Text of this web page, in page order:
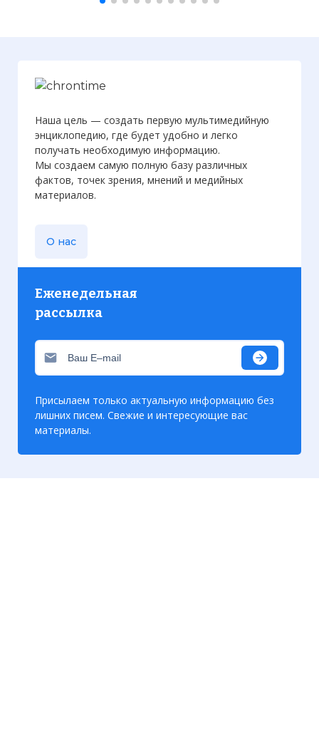
валь-Джихад»
Наша цель — создать первую мультимедийную
энциклопедию, где будет удобно и легко
получать необходимую информацию.
Мы создаем самую полную базу различных
фактов, точек зрения, мнений и медийных
материалов.
О нас
Еженедельная
рассылка
Присылаем только актуальную информацию без
лишних писем. Свежие и интересующие вас
материалы.